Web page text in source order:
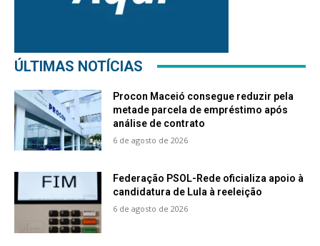
ÚLTIMAS NOTÍCIAS
Procon Maceió consegue reduzir pela
metade parcela de empréstimo após
análise de contrato
6 de agosto de 2026
Federação PSOL-Rede oficializa apoio à
candidatura de Lula à reeleição
6 de agosto de 2026